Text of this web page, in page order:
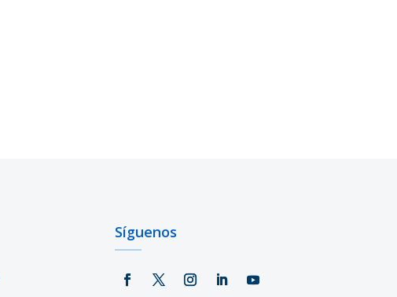
Síguenos